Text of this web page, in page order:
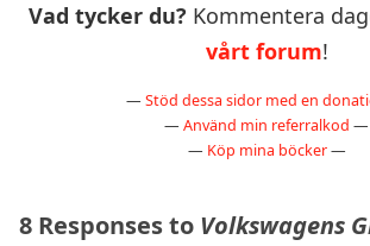
Vad tycker du? Kommentera
vårt forum!
— Stöd dessa sidor med en
— Använd min referralkod —
— Köp mina böcker—
8 Responses to Volkswagens